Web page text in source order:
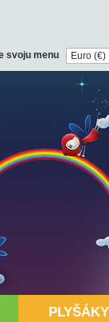
svoju menu
PLYŠÁKY